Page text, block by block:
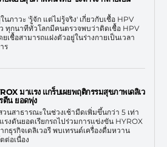
ภาวะ 'รู้จัก แต่ไม่รู้จริง' เกี่ยวกับเชื้อ HPV
ทุกนาทีทั่วโลกมีคนตรวจพบว่าติดเชื้อ HPV
เชื้อสามารถแฝงตัวอยู่ในร่างกายเป็นเวลา
ร
มาแรง แกร็บเผยพฤติกรรมสุขภาพเดลิเว
ตีน ยอดพุ่ง
วนสาธารณะในช่วงเช้ามืดเพิ่มขึ้นกว่า 5 เท่า
งดันยอดเรียกรถไปร่วมการแข่งขัน HYROX
กธุรกิจเดลิเวอรี พบเทรนด์เครื่องดื่มหวาน
ต่อเนื่อง